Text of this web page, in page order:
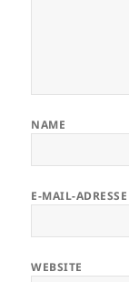
NAME
E-MAIL-ADRESSE
WEBSITE